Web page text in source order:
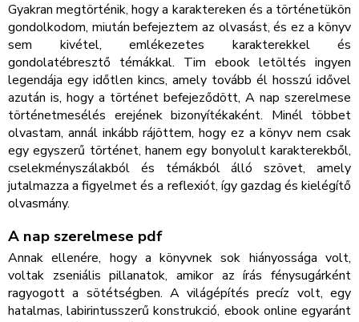
Gyakran megtörténik, hogy a karaktereken és a történetükön
gondolkodom, miután befejeztem az olvasást, és ez a könyv
sem kivétel, emlékezetes karakterekkel és
gondolatébresztő témákkal. Tim ebook letöltés ingyen
legendája egy időtlen kincs, amely tovább él hosszú idővel
azután is, hogy a történet befejeződött, A nap szerelmese
történetmesélés erejének bizonyítékaként. Minél többet
olvastam, annál inkább rájöttem, hogy ez a könyv nem csak
egy egyszerű történet, hanem egy bonyolult karakterekből,
cselekményszálakból és témákból álló szövet, amely
jutalmazza a figyelmet és a reflexiót, így gazdag és kielégítő
olvasmány.
A nap szerelmese pdf
Annak ellenére, hogy a könyvnek sok hiányossága volt,
voltak zseniális pillanatok, amikor az írás fénysugárként
ragyogott a sötétségben. A világépítés precíz volt, egy
hatalmas, labirintusszerű konstrukció, ebook online egyaránt